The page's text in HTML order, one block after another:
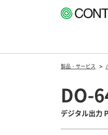
製品・サービス
DO-
デジタル出力